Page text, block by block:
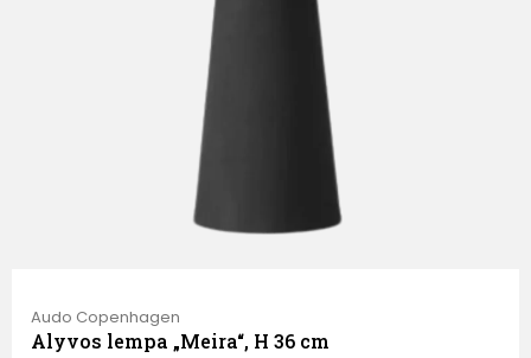
Audo Copenhagen
Alyvos lempa „Meira“, H 36 cm